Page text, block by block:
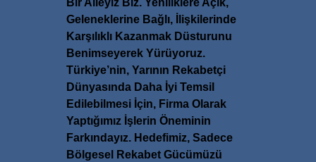
Bir Aileyiz Biz. Yeniliklere Açık,
Geleneklerine Bağlı, İlişkilerinde
Karşılıklı Kazanmak Düsturunu
Benimseyerek Yürüyoruz.
Türkiye’nin, Yarının Rekabetçi
Dünyasında Daha İyi Temsil
Edilebilmesi İçin, Firma Olarak
Yaptığımız İşlerin Öneminin
Farkındayız. Hedefimiz, Sadece
Bölgesel Rekabet Gücümüzü